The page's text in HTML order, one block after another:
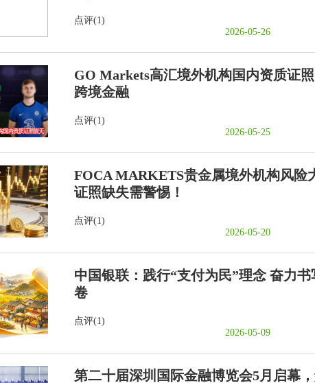
点评(1)
2026-05-26
GO Markets高汇境外机构国内资质证
跨境金融
点评(1)
2026-05-25
FOCA MARKETS贵金属境外机构风险
证照缺失需警惕！
点评(1)
2026-05-20
中国银联：践行“支付为民”理念 奋力
卷
点评(1)
2026-05-09
第二十届深圳国际金融博览会5月启幕